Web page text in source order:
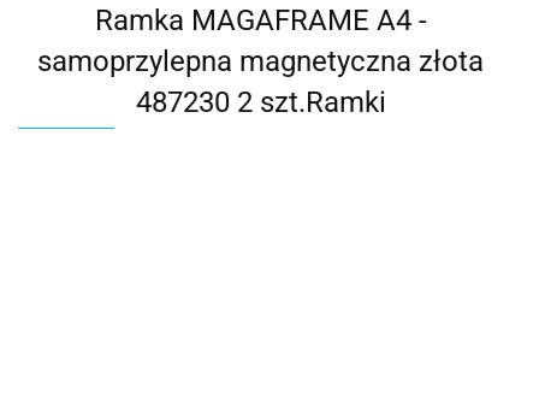
Ramka MAGAFRAME A4 -
samoprzylepna magnetyczna złota
487230 2 szt.Ramki